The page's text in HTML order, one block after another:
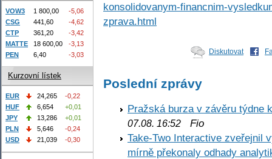
konsolidovanym-financnim-
zprava.html
Diskutovat
Poslední zprávy
Pražská burza v závěru týdne
07.08. 16:52 Fio
Take-Two Interactive zveřejnil
mírně překonaly odhady
VOW3 1 800,00
-5,06
CSG
441,60
-4,62
CTP
361,20
-3,42
MATTE
18 600,00
-3,13
PEN
6,40 -3,03
Kurzovní lístek
EUR 24,265
-0,22
HUF
6,654
+0,01
JPY
13,286
+0,01
PLN
5,646
-0,24
USD
21,039 -0,30